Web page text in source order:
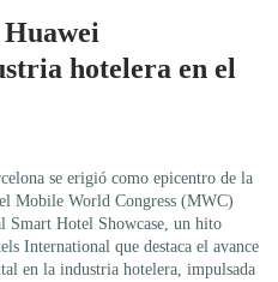
Huawei
hotelera en el
se erigió como epicentro de la
Mobile World Congress (MWC)
Smart Hotel Showcase, un hito
International que destaca el avance
en la industria hotelera, impulsada